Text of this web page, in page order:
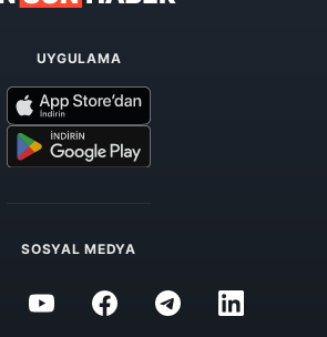
UYGULAMA
SOSYAL MEDYA